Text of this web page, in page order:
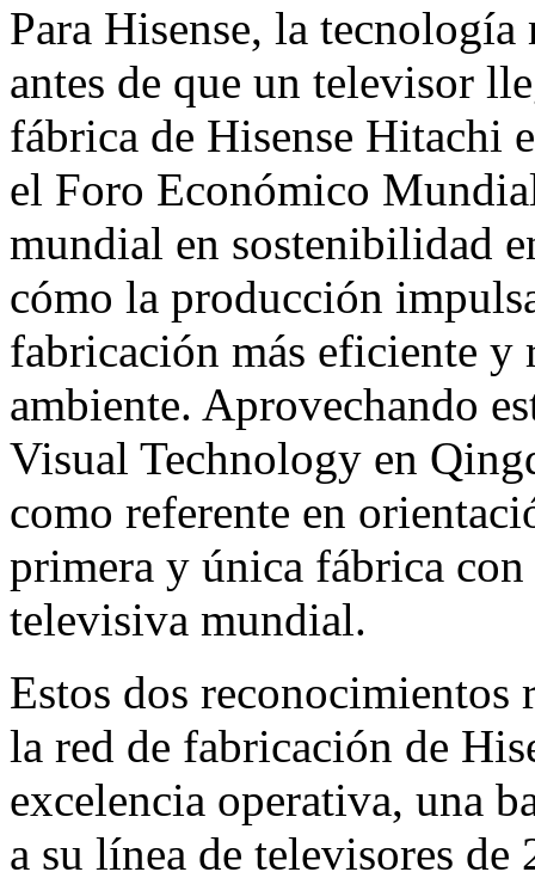
Para Hisense, la
antes de que un televisor
fábrica de Hisense Hitachi
el Foro Económico
mundial en sostenibilidad
cómo la producción
fabricación más eficiente y
ambiente. Aprovechando
Visual Technology en
como referente en
primera y única fábrica
televisiva mundial.
Estos dos
la red de fabricación de
excelencia operativa, una
a su línea de televisores